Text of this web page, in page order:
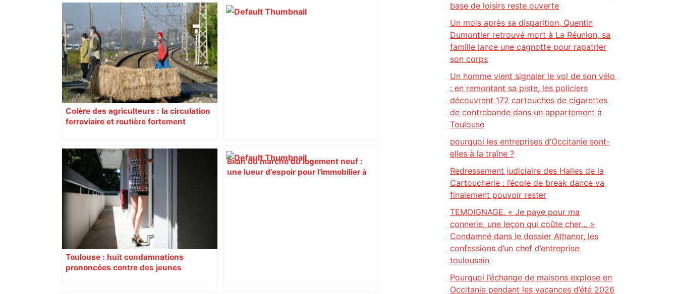
Près de Toulouse : dans cette zone
économique, un axe majeur va être
fermé en fin de soirée, voici les
déviations – Actu.fr
Colère des agriculteurs : la circulation
ferroviaire et routière fortement
Bilan du marché du logement neuf :
une lueur d'espoir pour l'immobilier à
Toulouse : huit condamnations
prononcées contre des jeunes
base de loisirs reste ouverte
Un mois après sa disparition, Quentin
Dumontier retrouvé mort à La Réunion, sa
famille lance une cagnotte pour rapatrier
son corps
Un homme vient signaler le vol de son vélo
: en remontant sa piste, les policiers
découvrent 172 cartouches de cigarettes
de contrebande dans un appartement à
Toulouse
pourquoi les entreprises d’Occitanie sont-
elles à la traîne ?
Redressement judiciaire des Halles de la
Cartoucherie : l’école de break dance va
finalement pouvoir rester
TEMOIGNAGE. « Je paye pour ma
connerie, une leçon qui coûte cher… »
Condamné dans le dossier Athanor, les
confessions d’un chef d’entreprise
toulousain
Pourquoi l’échange de maisons explose en
Occitanie pendant les vacances d’été 2026